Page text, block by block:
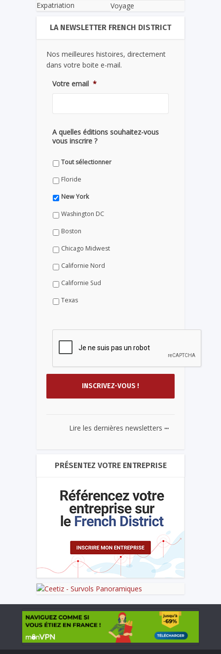
Expatriation
Voyage
LA NEWSLETTER FRENCH DISTRICT
Nos meilleures histoires, directement
dans votre boite e-mail.
Votre email *
A quelles éditions souhaitez-vous
vous inscrire ?
Tout sélectionner
Floride
New York
Washington DC
Boston
Chicago Midwest
Californie Nord
Californie Sud
Texas
Lire les dernières newsletters ...
PRÉSENTEZ VOTRE ENTREPRISE